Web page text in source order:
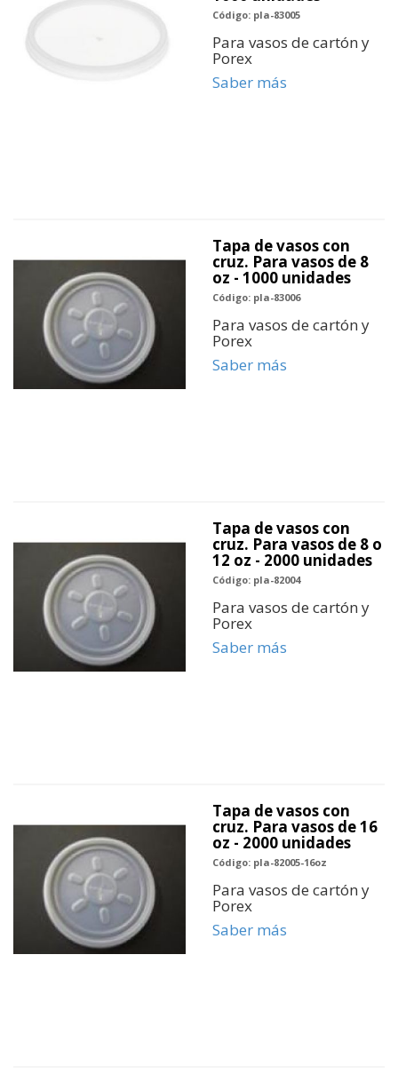
Código: pla-83005
Para vasos de cartón y
Porex
Saber más
Tapa de vasos con
cruz. Para vasos de 8
oz - 1000 unidades
Código: pla-83006
Para vasos de cartón y
Porex
Saber más
Tapa de vasos con
cruz. Para vasos de 8 o
12 oz - 2000 unidades
Código: pla-82004
Para vasos de cartón y
Porex
Saber más
Tapa de vasos con
cruz. Para vasos de 16
oz - 2000 unidades
Código: pla-82005-16oz
Para vasos de cartón y
Porex
Saber más